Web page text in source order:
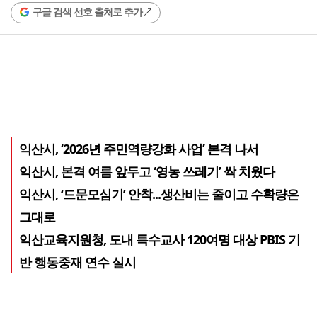
구글 검색 선호 출처로 추가
익산시, ‘2026년 주민역량강화 사업’ 본격 나서
익산시, 본격 여름 앞두고 ‘영농 쓰레기’ 싹 치웠다
익산시, ‘드문모심기’ 안착...생산비는 줄이고 수확량은
그대로
익산교육지원청, 도내 특수교사 120여명 대상 PBIS 기
반 행동중재 연수 실시